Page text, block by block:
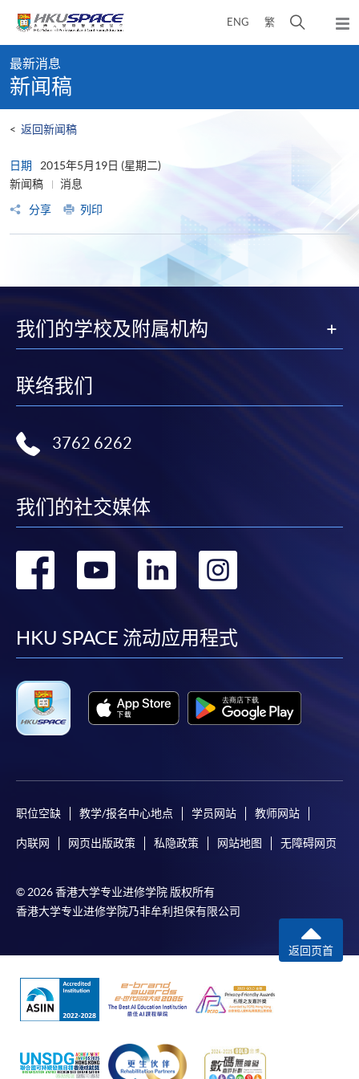
content
ENG 繁
开
弹
出
content
start
最新消息
新闻稿
< 返回新闻稿
日期
2015年5月19日 (星期二)
新闻稿
消息
分享
列印
我们的学校及附属机构
联络我们
3762 6262
我们的社交媒体
转
facebook
转
youtube
转
linkedin
转
HKU SPACE 流动应用程式
职位空缺 教学/报名中心地点 学员网站 教师网站
内联网 网页出版政策 私隐政策 网站地图 无障碍网页
© 2026 香港大学专业进修学院 版权所有
香港大学专业进修学院乃非牟利担保有限公司
返回页首